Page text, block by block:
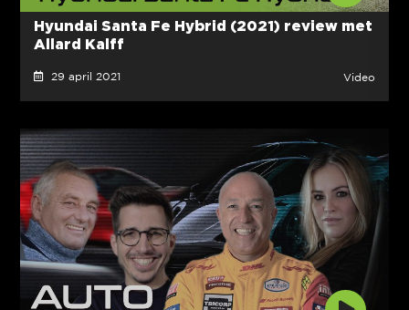
Hyundai Santa Fe Hybrid (2021) review met
Allard Kalff
29 april 2021 Video